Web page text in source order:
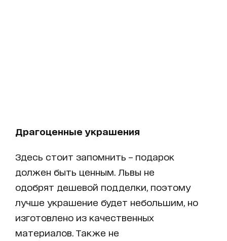
Драгоценные украшения
Здесь стоит запомнить – подарок
должен быть ценным. Львы не
одобрят дешевой подделки, поэтому
лучше украшение будет небольшим, но
изготовлено из качественных
материалов. Также не